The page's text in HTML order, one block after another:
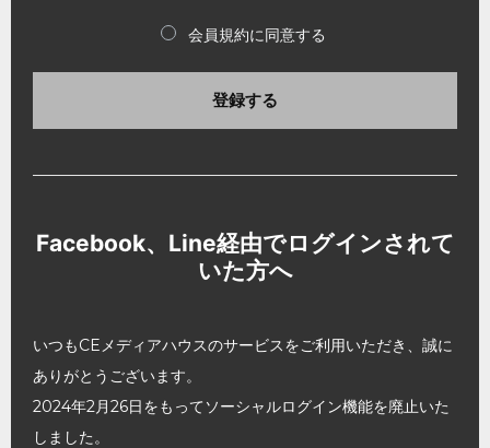
会員規約に同意する
登録する
Facebook、Line経由でログインされて
いた方へ
いつもCEメディアハウスのサービスをご利用いただき、誠に
ありがとうございます。
2024年2月26日をもってソーシャルログイン機能を廃止いた
しました。